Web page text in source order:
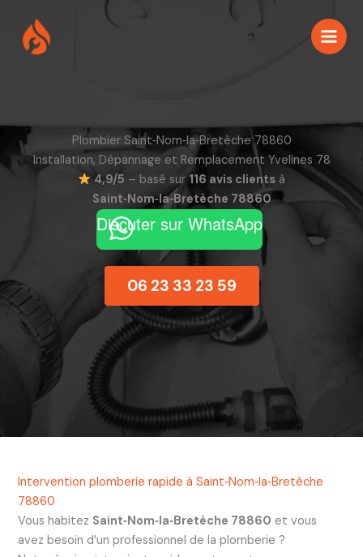
contenu
Plombier Saint‑Nom‑la‑Bretèche 78860
Installation, Dépannage et Remplacement Yvelines 78
4,9/5 – basé sur116 avis clients à
Saint‑Nom‑la‑Bretèche 78860
Discuter sur WhatsApp
06 23 33 23 59
Intervention plomberie rapide à Saint‑Nom‑la‑Bretèche
78860
Vous habitez Saint‑Nom‑la‑Bretèche 78860 et vous
avez besoin d’un professionnel de la plomberie ?